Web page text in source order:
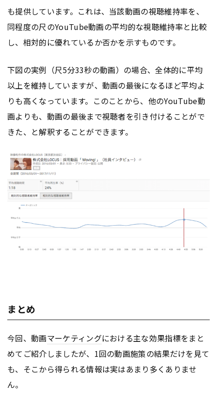
も提供しています。これは、当該動画の視聴維持率を、
同程度の尺のYouTube動画の平均的な視聴維持率と比較
し、相対的に優れているか否かを示すものです。
下図の実例（尺5分33秒の動画）の場合、全体的に平均
以上を維持していますが、動画の最後になるほど平均よ
りも高くなっています。このことから、他のYouTube動
画よりも、動画の最後まで視聴者を引き付けることがで
きた、と解釈することができます。
まとめ
今回、動画マーケティングにおける主な効果指標をまと
めてご紹介しましたが、1回の動画施策の結果だけを見て
も、そこから得られる情報は実はあまり多くありませ
ん。